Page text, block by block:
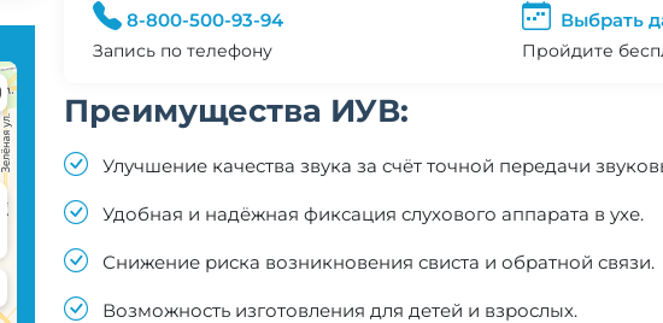
8-800-500-93-94
Запись по телефону
Выбрать
Пройдите
Преимущества ИУВ:
Улучшение качества звука за счёт точной передачи
Удобная и надёжная фиксация слухового аппарата в ухе.
Снижение риска возникновения свиста и обратной связи.
Возможность изготовления для детей и взрослых.